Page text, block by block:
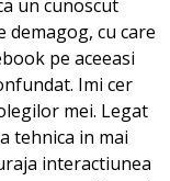
un cunoscut
demagog, cu care
pe aceeasi
Imi cer
mei. Legat
tehnica in mai
interactiunea